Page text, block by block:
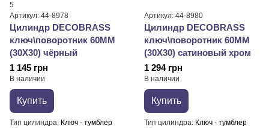
5
Артикул: 44-8978
Цилиндр DECOBRASS
ключ\поворотник 60MM
(30X30) чёрный
1 145 грн
В наличии
Купить
Тип цилиндра Ключ - тумблер
Артикул: 44-8980
Цилиндр DECOBRASS
ключ\поворотник 60MM
(30X30) сатиновый хром
1 294 грн
В наличии
Купить
Тип цилиндра Ключ - тумблер